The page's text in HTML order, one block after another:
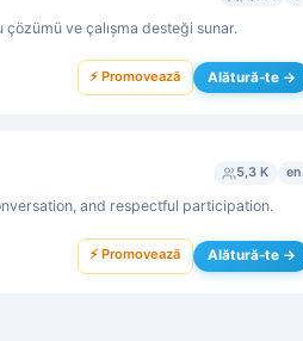
çözümü ve çalışma desteği sunar.
⚡ Promovează Alătură-te →
5,3 K en
and respectful participation.
⚡ Promovează Alătură-te →